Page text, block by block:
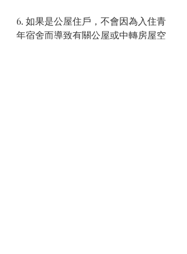
6. 如果是公屋住戶，不會因為入住青
年宿舍而導致有關公屋或中轉房屋空